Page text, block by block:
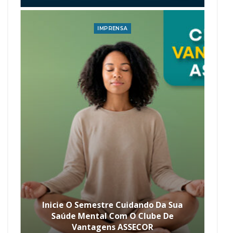
IMPRENSA
Inicie O Semestre Cuidando Da Sua
Saúde Mental Com O Clube De
Vantagens ASSECOR